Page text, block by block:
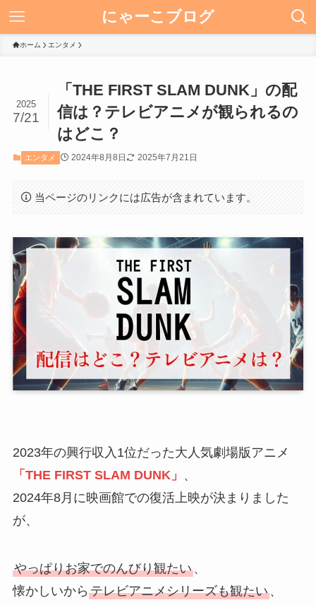
にゃーこブログ
ホーム エンタメ
「THE FIRST SLAM DUNK」の配
信は？テレビアニメが観られるの
はどこ？
2025
7/21
エンタメ 2024年8月8日 2025年7月21日
当ページのリンクには広告が含まれています。
2023年の興行収入1位だった大人気劇場版アニメ
「THE FIRST SLAM DUNK」 、
2024年8月に映画館での復活上映が決まりました
が、
やっぱりお家でのんびり観たい、
懐かしいから テレビアニメシリーズも観たい、